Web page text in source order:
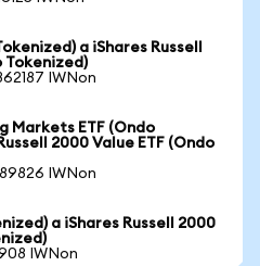
a iShares Russell
Tokenized)
IWNon
Markets ETF (Ondo
2000 Value ETF (Ondo
IWNon
a iShares Russell 2000
IWNon